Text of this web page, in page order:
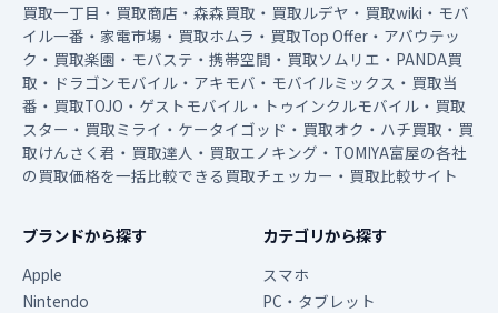
買取一丁目・買取商店・森森買取・買取ルデヤ・買取wiki・モバ
イル一番・家電市場・買取ホムラ・買取Top Offer・アバウテッ
ク・買取楽園・モバステ・携帯空間・買取ソムリエ・PANDA買
取・ドラゴンモバイル・アキモバ・モバイルミックス・買取当
番・買取TOJO・ゲストモバイル・トゥインクルモバイル・買取
スター・買取ミライ・ケータイゴッド・買取オク・ハチ買取・買
取けんさく君・買取達人・買取エノキング・TOMIYA富屋の各社
の買取価格を一括比較できる買取チェッカー・買取比較サイト
ブランドから探す
Apple
Nintendo
カテゴリから探す
スマホ
PC・タブレット